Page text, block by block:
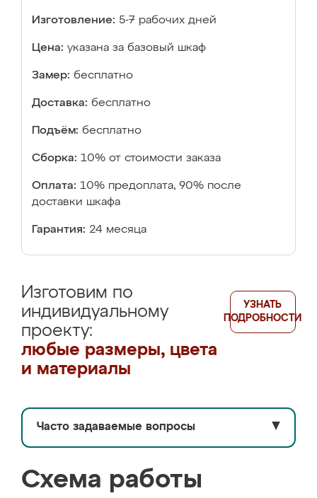
Изготовление: 5-7 рабочих дней
Цена: указана за базовый шкаф
Замер: бесплатно
Доставка: бесплатно
Подъём: бесплатно
Сборка: 10% от стоимости заказа
Оплата: 10% предоплата, 90% после
доставки шкафа
Гарантия: 24 месяца
Изготовим по
индивидуальному
проекту:
любые размеры, цвета
и материалы
УЗНАТЬ
ПОДРОБНОСТИ
Часто задаваемые вопросы ▼
Схема работы